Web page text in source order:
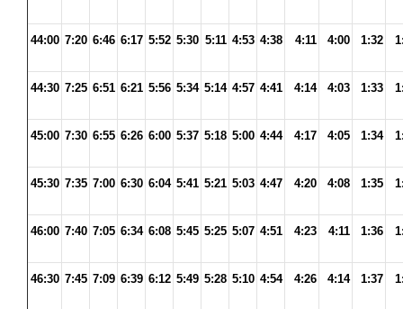
44:00 7:20 6:46 6:17 5:52 5:30 5:11 4:53 4:38 4:11 4:00 1:32
44:30 7:25 6:51 6:21 5:56 5:34 5:14 4:57 4:41 4:14 4:03 1:33
45:00 7:30 6:55 6:26 6:00 5:37 5:18 5:00 4:44 4:17 4:05 1:34
45:30 7:35 7:00 6:30 6:04 5:41 5:21 5:03 4:47 4:20 4:08 1:35
46:00 7:40 7:05 6:34 6:08 5:45 5:25 5:07 4:51 4:23 4:11 1:36
46:30 7:45 7:09 6:39 6:12 5:49 5:28 5:10 4:54 4:26 4:14 1:37